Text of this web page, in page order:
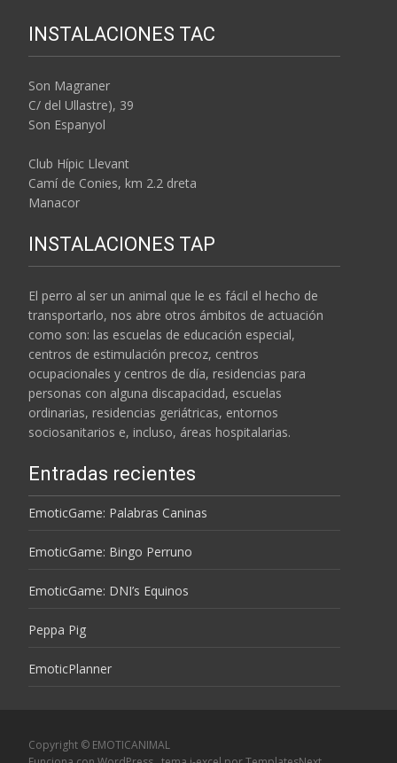
INSTALACIONES TAC
Son Magraner
C/ del Ullastre), 39
Son Espanyol
Club Hípic Llevant
Camí de Conies, km 2.2 dreta
Manacor
INSTALACIONES TAP
El perro al ser un animal que le es fácil el hecho de
transportarlo, nos abre otros ámbitos de actuación
como son: las escuelas de educación especial,
centros de estimulación precoz, centros
ocupacionales y centros de día, residencias para
personas con alguna discapacidad, escuelas
ordinarias, residencias geriátricas, entornos
sociosanitarios e, incluso, áreas hospitalarias.
Entradas recientes
EmoticGame: Palabras Caninas
EmoticGame: Bingo Perruno
EmoticGame: DNI’s Equinos
Peppa Pig
EmoticPlanner
Copyright © EMOTICANIMAL